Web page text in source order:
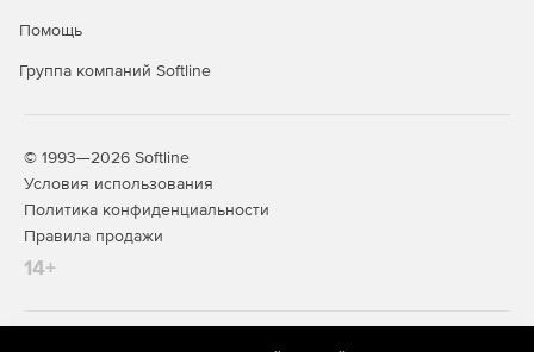
Помощь
Группа компаний Softline
© 1993—2026 Softline
Условия использования
Политика конфиденциальности
Правила продажи
14+